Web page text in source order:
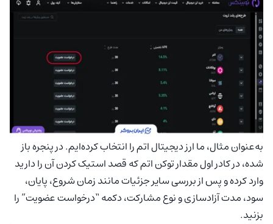
به‌عنوان مثال، ما ارز دیجیتال اتم را انتخاب کرده‌ایم. در پنجره باز
شده، در کادر اول مقدار توکن اتم که قصد استیک کردن آن را دارید
وارد کرده و پس از بررسی سایر جزئیات مانند زمان شروع، پایان،
سود، مدت آزادسازی و نوع مشارکت، دکمه “درخواست عضویت” را
بزنید.